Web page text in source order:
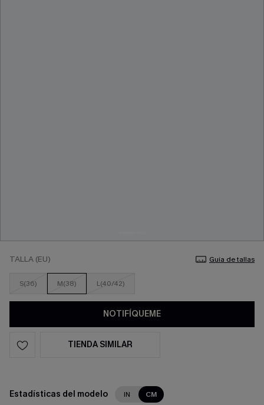
TALLA (EU) Guía de tallas
S(36) M(38) L(40/42)
NOTIFÍQUEME
TIENDA SIMILAR
Estadísticas del modelo IN CM